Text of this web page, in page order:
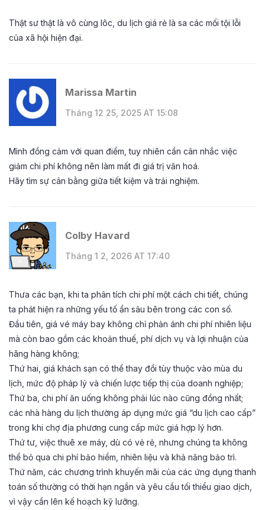
Thật sư thật là vô cùng lôc, du lịch giá rẻ là sa các mối tội lỗi
của xã hội hiện đại.
Marissa Martin
Tháng 12 25, 2025 AT 15:08
Mình đồng cảm với quan điểm, tuy nhiên cần cân nhắc việc
giảm chi phí không nên làm mất đi giá trị văn hoá.
Hãy tìm sự cân bằng giữa tiết kiệm và trải nghiệm.
Colby Havard
Tháng 1 2, 2026 AT 17:40
Thưa các bạn, khi ta phân tích chi phí một cách chi tiết, chúng
ta phát hiện ra những yếu tố ẩn sâu bên trong các con số.
Đầu tiên, giá vé máy bay không chỉ phản ánh chi phí nhiên liệu
mà còn bao gồm các khoản thuế, phí dịch vụ và lợi nhuận của
hãng hàng không;
Thứ hai, giá khách sạn có thể thay đổi tùy thuộc vào mùa du
lịch, mức độ pháp lý và chiến lược tiếp thị của doanh nghiệp;
Thứ ba, chi phí ăn uống không phải lúc nào cũng đồng nhất;
các nhà hàng du lịch thường áp dụng mức giá “du lịch cao cấp”
trong khi chợ địa phương cung cấp mức giá hợp lý hơn.
Thứ tư, việc thuê xe máy, dù có vẻ rẻ, nhưng chúng ta không
thể bỏ qua chi phí bảo hiểm, nhiên liệu và khả năng bảo trì.
Thứ năm, các chương trình khuyến mãi của các ứng dụng thanh
toán số thường có thời hạn ngắn và yêu cầu tối thiểu giao dịch,
vì vậy cần lên kế hoạch kỹ lưỡng.